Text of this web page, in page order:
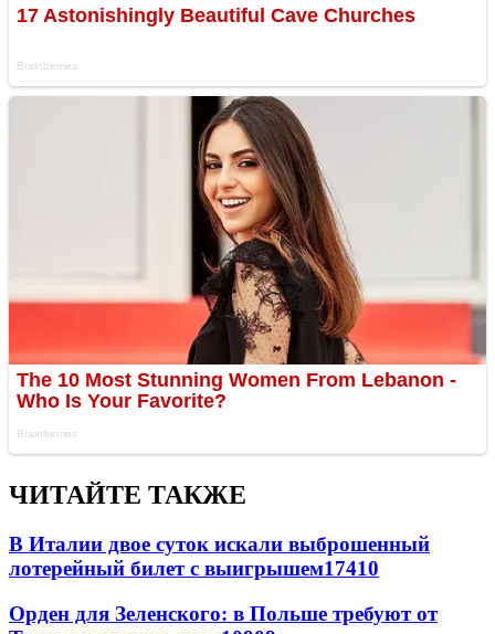
ЧИТАЙТЕ ТАКЖЕ
В Италии двое суток искали выброшенный
лотерейный билет с выигрышем17410
Орден для Зеленского: в Польше требуют от